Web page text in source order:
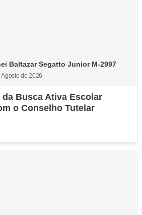
Baltazar Segatto Junior M-2997
Agosto de 2026
da Busca Ativa Escolar
o Conselho Tutelar